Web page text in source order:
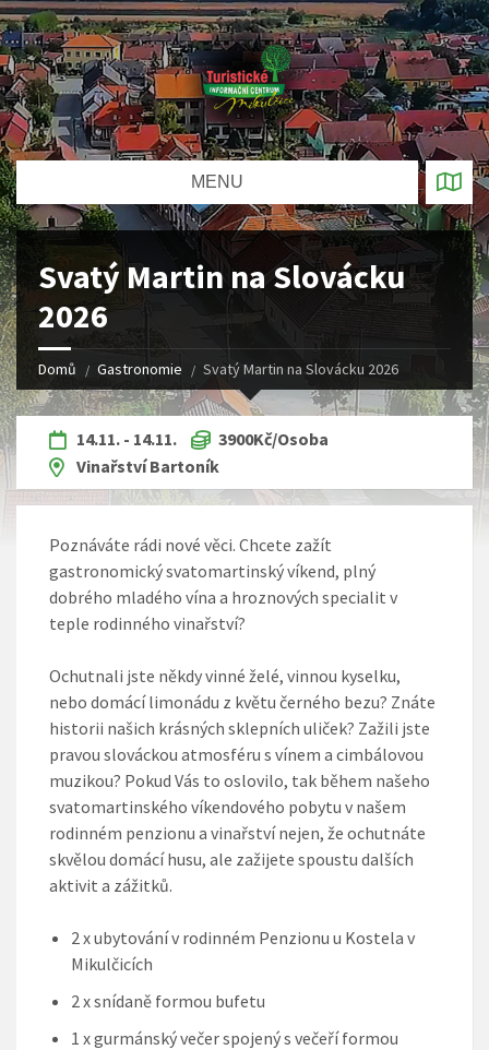
MENU
Svatý Martin na Slovácku
2026
Domů Gastronomie Svatý Martin na Slovácku 2026
14.11. - 14.11.
3900Kč/Osoba
Vinařství Bartoník
Poznáváte rádi nové věci. Chcete zažít
gastronomický svatomartinský víkend, plný
dobrého mladého vína a hroznových specialit v
teple rodinného vinařství?
Ochutnali jste někdy vinné želé, vinnou kyselku,
nebo domácí limonádu z květu černého bezu? Znáte
historii našich krásných sklepních uliček? Zažili jste
pravou slováckou atmosféru s vínem a cimbálovou
muzikou? Pokud Vás to oslovilo, tak během našeho
svatomartinského víkendového pobytu v našem
rodinném penzionu a vinařství nejen, že ochutnáte
skvělou domácí husu, ale zažijete spoustu dalších
aktivit a zážitků.
2 x ubytování v rodinném Penzionu u Kostela v
Mikulčicích
2 x snídaně formou bufetu
1 x gurmánský večer spojený s večeří formou